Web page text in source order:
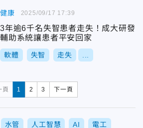
健康
3年逾6千名失智患者走失！成大研發
輔助系統讓患者平安回家
軟體 失智 走失
2025/09/17 17:39
頁 1 2 3 下一頁
水管 人工智慧 AI 電工